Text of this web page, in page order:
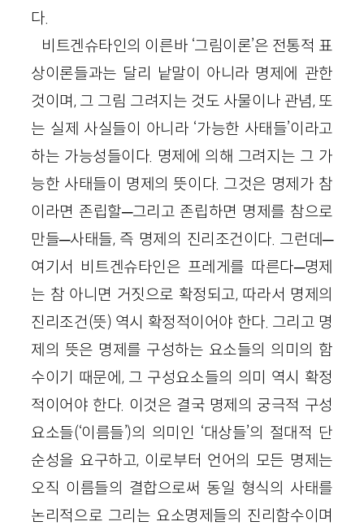
다.
비트겐슈타인의 이른바 ‘그림이론’은 전통적 표
상이론들과는 달리 낱말이 아니라 명제에 관한
것이며, 그 그림 그려지는 것도 사물이나 관념, 또
는 실제 사실들이 아니라 ‘가능한 사태들’이라고
하는 가능성들이다. 명제에 의해 그려지는 그 가
능한 사태들이 명제의 뜻이다. 그것은 명제가 참
이라면 존립할─그리고 존립하면 명제를 참으로
만들─사태들, 즉 명제의 진리조건이다. 그런데─
여기서 비트겐슈타인은 프레게를 따른다─명제
는 참 아니면 거짓으로 확정되고, 따라서 명제의
진리조건(뜻) 역시 확정적이어야 한다. 그리고 명
제의 뜻은 명제를 구성하는 요소들의 의미의 함
수이기 때문에, 그 구성요소들의 의미 역시 확정
적이어야 한다. 이것은 결국 명제의 궁극적 구성
요소들(‘이름들’)의 의미인 ‘대상들’의 절대적 단
순성을 요구하고, 이로부터 언어의 모든 명제는
오직 이름들의 결합으로써 동일 형식의 사태를
논리적으로 그리는 요소명제들의 진리함수이며